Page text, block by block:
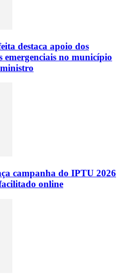
destaca apoio dos
emergenciais no município
campanha do IPTU 2026
facilitado online